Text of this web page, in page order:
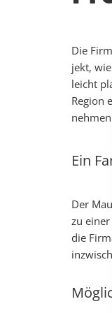
Die
jekt,
leicht
Re­gi­on
Ein
Der
zu
die